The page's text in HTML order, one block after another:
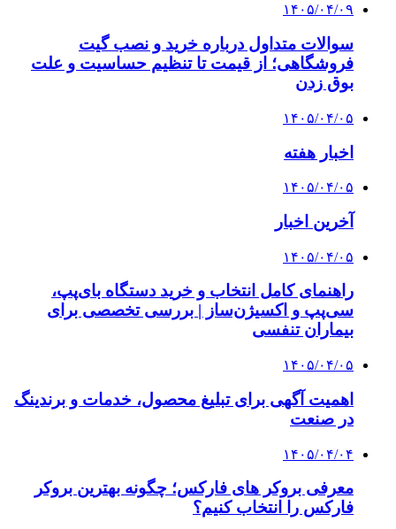
۱۴۰۵/۰۴/۰۹
سوالات متداول درباره خرید و نصب گیت
فروشگاهی؛ از قیمت تا تنظیم حساسیت و علت
بوق زدن
۱۴۰۵/۰۴/۰۵
اخبار هفته
۱۴۰۵/۰۴/۰۵
آخرین اخبار
۱۴۰۵/۰۴/۰۵
راهنمای کامل انتخاب و خرید دستگاه بای‌پپ،
سی‌پپ و اکسیژن‌ساز | بررسی تخصصی برای
بیماران تنفسی
۱۴۰۵/۰۴/۰۵
اهمیت آگهی برای تبلیغ محصول، خدمات و برندینگ
در صنعت
۱۴۰۵/۰۴/۰۴
معرفی بروکر های فارکس؛ چگونه بهترین بروکر
فارکس را انتخاب کنیم؟